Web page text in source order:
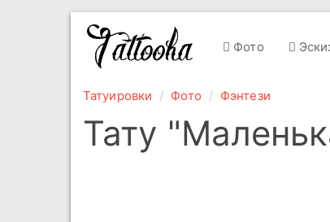
Фото
Татуировки Фото Фэнтези
Тату